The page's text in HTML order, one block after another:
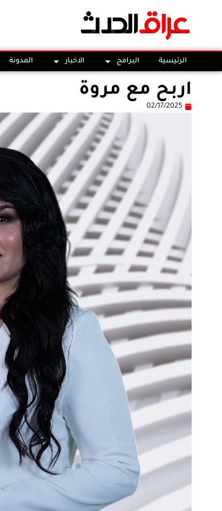
الرئيسية البرامج الاخبار المدونة
اربح مع مروة
02/17/2025